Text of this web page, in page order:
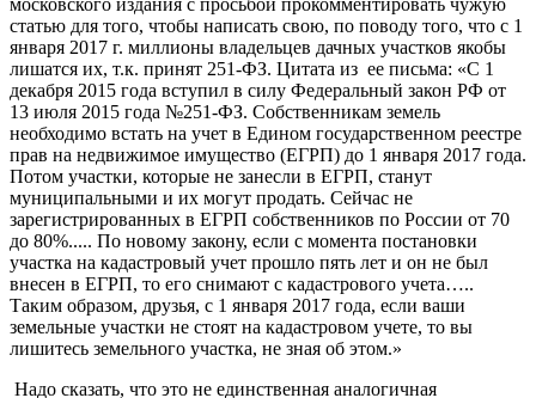
статью для того, чтобы написать свою, по поводу того, что с 1
января 2017 г. миллионы владельцев дачных участков якобы
лишатся их, т.к. принят 251-ФЗ. Цитата из ее письма: «С 1
декабря 2015 года вступил в силу Федеральный закон РФ от
13 июля 2015 года №251-ФЗ. Собственникам земель
необходимо встать на учет в Едином государственном реестре
прав на недвижимое имущество (ЕГРП) до 1 января 2017 года.
Потом участки, которые не занесли в ЕГРП, станут
муниципальными и их могут продать. Сейчас не
зарегистрированных в ЕГРП собственников по России от 70
до 80%..... По новому закону, если с момента постановки
участка на кадастровый учет прошло пять лет и он не был
внесен в ЕГРП, то его снимают с кадастрового учета…..
Таким образом, друзья, с 1 января 2017 года, если ваши
земельные участки не стоят на кадастровом учете, то вы
лишитесь земельного участка, не зная об этом.»
Надо сказать, что это не единственная аналогичная